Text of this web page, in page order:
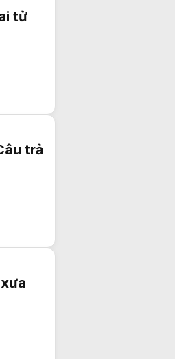
tử
trả